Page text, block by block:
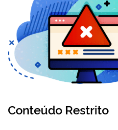
Conteúdo Restrito